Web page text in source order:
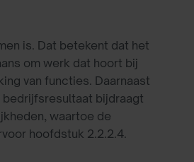
is. Dat betekent dat het
om werk dat hoort bij
van functies. Daarnaast
bijdraagt
waartoe de
hoofdstuk 2.2.2.4.